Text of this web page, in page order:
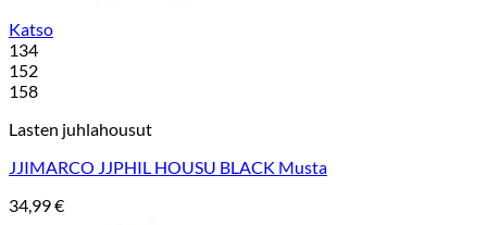
Katso
134
152
158
Lasten juhlahousut
JJIMARCO JJPHIL HOUSU BLACK Musta
34,99€